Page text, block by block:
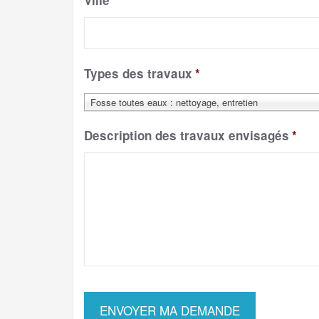
Types des travaux *
Fosse toutes eaux : nettoyage, entretien
Description des travaux envisagés *